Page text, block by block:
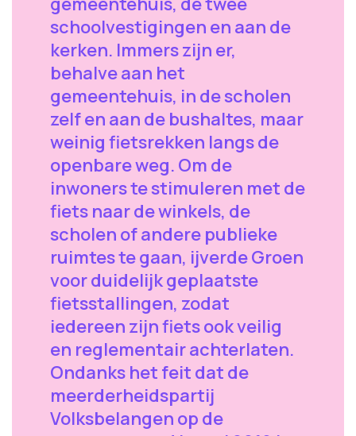
schoolvestigingen en aan de
kerken. Immers zijn er,
behalve aan het
gemeentehuis, in de scholen
zelf en aan de bushaltes, maar
weinig fietsrekken langs de
openbare weg. Om de
inwoners te stimuleren met de
fiets naar de winkels, de
scholen of andere publieke
ruimtes te gaan, ijverde Groen
voor duidelijk geplaatste
fietsstallingen, zodat
iedereen zijn fiets ook veilig
en reglementair achterlaten.
Ondanks het feit dat de
meerderheidspartij
Volksbelangen op de